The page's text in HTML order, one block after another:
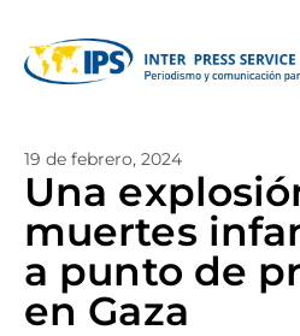
19 de febrero, 2024
Una
muertes
a punto de
en Gaza